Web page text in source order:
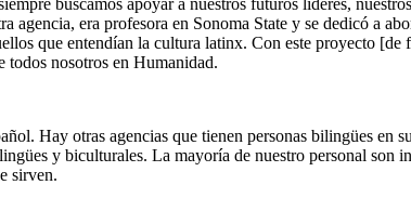
buscamos apoyar a nuestros futuros líderes,
agencia, era profesora en Sonoma State y se dedicó a
que entendían la cultura latinx. Con este proyecto
todos nosotros en Humanidad.
Hay otras agencias que tienen personas bilingües en
y biculturales. La mayoría de nuestro personal son
sirven.